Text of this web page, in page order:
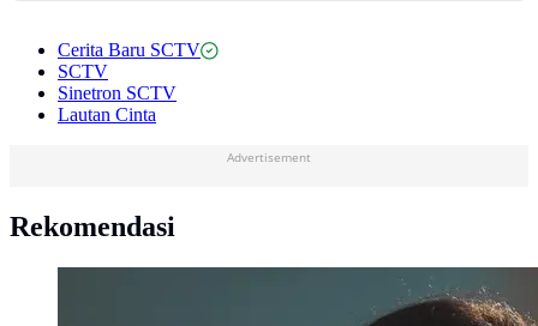
Cerita Baru SCTV
SCTV
Sinetron SCTV
Lautan Cinta
Advertisement
Rekomendasi